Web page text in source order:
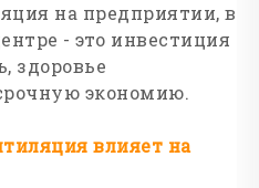
на предприятии, в
- это инвестиция
здоровье
экономию.
влияет на